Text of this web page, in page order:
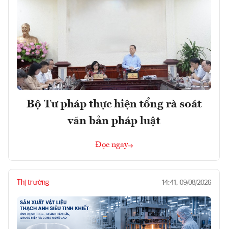
Bộ Tư pháp thực hiện tổng rà soát
văn bản pháp luật
Đọc ngay
Thị trường 14:41, 09/08/2026